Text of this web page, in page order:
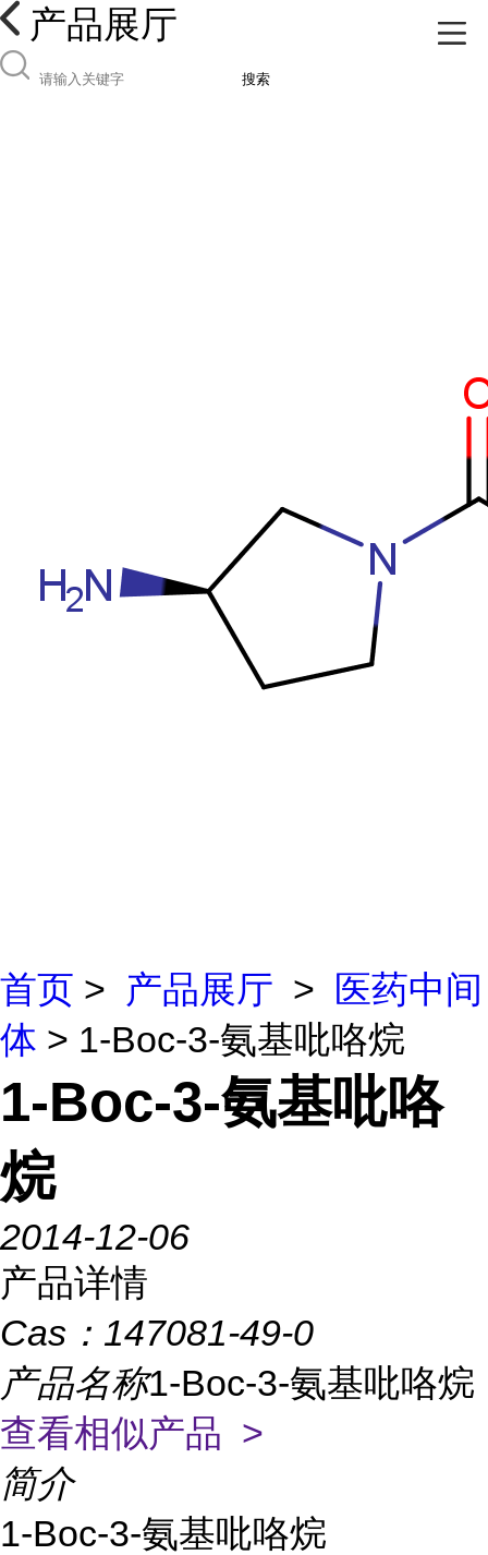
产品展厅
搜索
首页 > 产品展厅 >
医药中间
体 > 1-Boc-3-氨基吡咯烷
1-Boc-3-氨基吡咯
烷
2014-12-06
产品详情
Cas： 147081-49-0
产品名称1-Boc-3-氨基吡咯烷
查看相似产品 >
简介
1-Boc-3-氨基吡咯烷